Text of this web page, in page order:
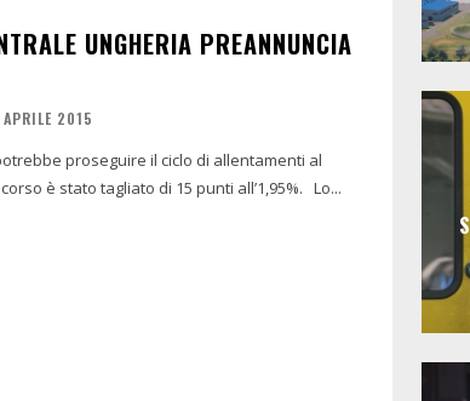
UNGHERIA PREANNUNCIA
APRILE 2015
proseguire il ciclo di allentamenti al
tasso ufficiale di sconto, che il mese scorso è stato tagliato di 15 punti all’1,95%. Lo...